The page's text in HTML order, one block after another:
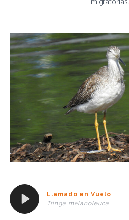
migratorias.
Llamado en Vuelo
Tringa melanoleuca